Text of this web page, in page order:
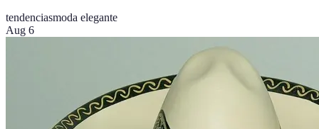
tendenciasmoda elegante
Aug 6